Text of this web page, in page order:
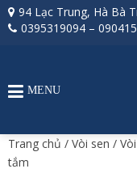
94 Lạc Trung, Hà Bà
0395319094 –
MENU
Trang chủ / Vòi sen /
tắm